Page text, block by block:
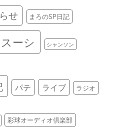
せ まろのSP日記
ーシ シャンソン
パテ ライブ ラジオ
彩球オーディオ倶楽部